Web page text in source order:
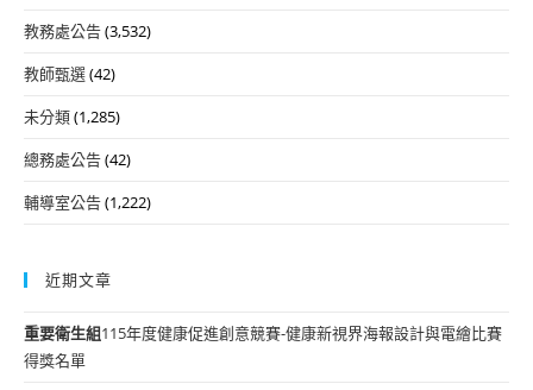
教務處公告(3,532)
教師甄選(42)
未分類(1,285)
總務處公告(42)
輔導室公告(1,222)
近期文章
重要衛生組115年度健康促進創意競賽-健康新視界海報設計與電繪比賽
得獎名單